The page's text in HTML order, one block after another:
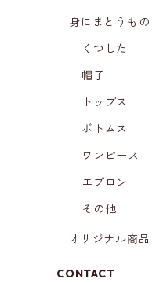
身にまとうもの
くつした
帽子
トップス
ボトムス
ワンピース
エプロン
その他
オリジナル商品
CONTACT